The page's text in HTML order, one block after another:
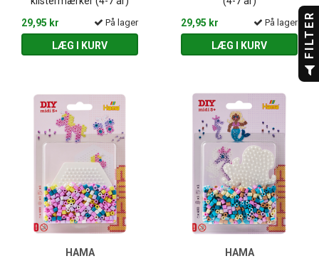
29,95 kr
På lager
LÆG I KURV
29,95 kr
På lager
LÆG I KURV
HAMA
HAMA
FILTER